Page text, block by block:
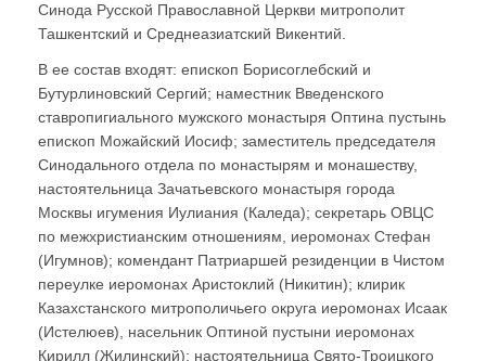
Синода Русской Православной Церкви митрополит
Ташкентский и Среднеазиатский Викентий.
В ее состав входят: епископ Борисоглебский и
Бутурлиновский Сергий; наместник Введенского
ставропигиального мужского монастыря Оптина пустынь
епископ Можайский Иосиф; заместитель председателя
Синодального отдела по монастырям и монашеству,
настоятельница Зачатьевского монастыря города
Москвы игумения Иулиания (Каледа); секретарь ОВЦС
по межхристианским отношениям, иеромонах Стефан
(Игумнов); комендант Патриаршей резиденции в Чистом
переулке иеромонах Аристоклий (Никитин); клирик
Казахстанского митрополичьего округа иеромонах Исаак
(Истелюев), насельник Оптиной пустыни иеромонах
Кирилл (Жилинский); настоятельница Свято-Троицкого